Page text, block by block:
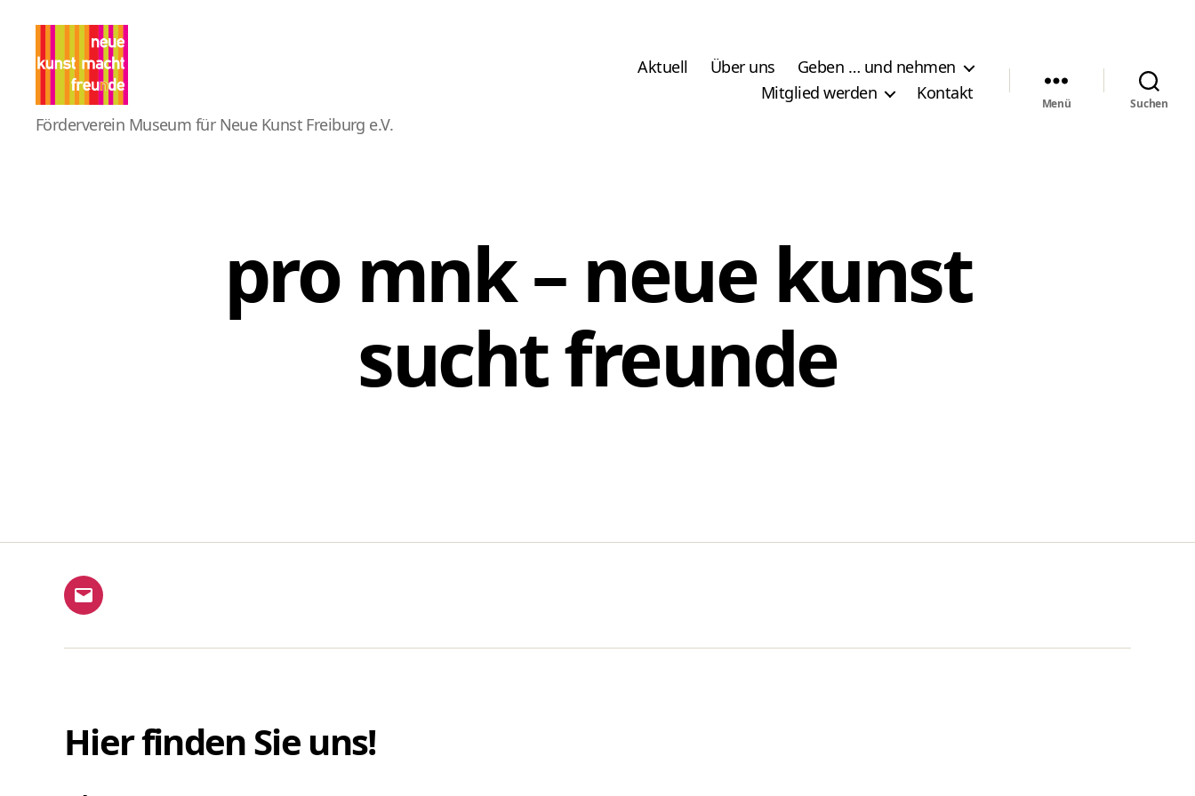
Pro
MNK
Förderverein Museum für Neue Kunst Freiburg e.V.
Aktuell Über uns
Geben … und nehmen
Mitglied werden
Kontakt
Menü Suchen
pro mnk – neue kunst
sucht freunde
E-
Hier finden Sie uns!